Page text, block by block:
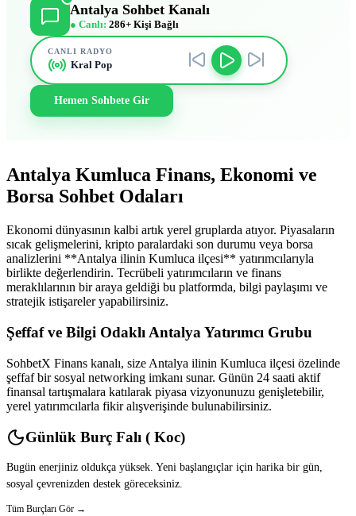
Antalya Sohbet Kanalı
● Canlı: 286+ Kişi Bağlı
CANLI RADYO
Kral Pop
Hemen Sohbete Gir
Antalya Kumluca Finans, Ekonomi ve
Borsa Sohbet Odaları
Ekonomi dünyasının kalbi artık yerel gruplarda atıyor. Piyasaların
sıcak gelişmelerini, kripto paralardaki son durumu veya borsa
analizlerini **Antalya ilinin Kumluca ilçesi** yatırımcılarıyla
birlikte değerlendirin. Tecrübeli yatırımcıların ve finans
meraklılarının bir araya geldiği bu platformda, bilgi paylaşımı ve
stratejik istişareler yapabilirsiniz.
Şeffaf ve Bilgi Odaklı Antalya Yatırımcı Grubu
SohbetX Finans kanalı, size Antalya ilinin Kumluca ilçesi özelinde
şeffaf bir sosyal networking imkanı sunar. Günün 24 saati aktif
finansal tartışmalara katılarak piyasa vizyonunuzu genişletebilir,
yerel yatırımcılarla fikir alışverişinde bulunabilirsiniz.
Günlük Burç Falı ( Koc)
Bugün enerjiniz oldukça yüksek. Yeni başlangıçlar için harika bir gün,
sosyal çevrenizden destek göreceksiniz.
Tüm Burçları Gör →